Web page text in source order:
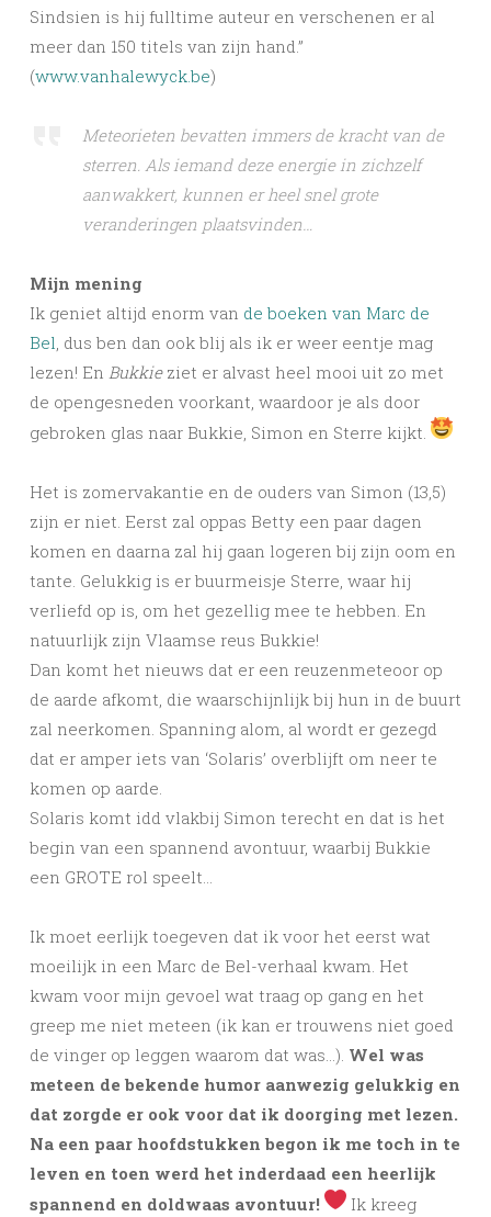
Sindsien is hij fulltime auteur en verschenen er al
meer dan 150 titels van zijn hand.”
(www.vanhalewyck.be)
Meteorieten bevatten immers de kracht van de
sterren. Als iemand deze energie in zichzelf
aanwakkert, kunnen er heel snel grote
veranderingen plaatsvinden…
Mijn mening
Ik geniet altijd enorm van de boeken van Marc de
Bel, dus ben dan ook blij als ik er weer eentje mag
lezen! En Bukkieziet er alvast heel mooi uit zo met
de opengesneden voorkant, waardoor je als door
gebroken glas naar Bukkie, Simon en Sterre kijkt.
Het is zomervakantie en de ouders van Simon (13,5)
zijn er niet. Eerst zal oppas Betty een paar dagen
komen en daarna zal hij gaan logeren bij zijn oom en
tante. Gelukkig is er buurmeisje Sterre, waar hij
verliefd op is, om het gezellig mee te hebben. En
natuurlijk zijn Vlaamse reus Bukkie!
Dan komt het nieuws dat er een reuzenmeteoor op
de aarde afkomt, die waarschijnlijk bij hun in de buurt
zal neerkomen. Spanning alom, al wordt er gezegd
dat er amper iets van ‘Solaris’ overblijft om neer te
komen op aarde.
Solaris komt idd vlakbij Simon terecht en dat is het
begin van een spannend avontuur, waarbij Bukkie
een GROTE rol speelt…
Ik moet eerlijk toegeven dat ik voor het eerst wat
moeilijk in een Marc de Bel-verhaal kwam. Het
kwam voor mijn gevoel wat traag op gang en het
greep me niet meteen (ik kan er trouwens niet goed
de vinger op leggen waarom dat was…). Wel was
meteen de bekende humor aanwezig gelukkig en
dat zorgde er ook voor dat ik doorging met lezen.
Na een paar hoofdstukken begon ik me toch in te
leven en toen werd het inderdaad een heerlijk
spannend en doldwaas avontuur!
Ik kreeg